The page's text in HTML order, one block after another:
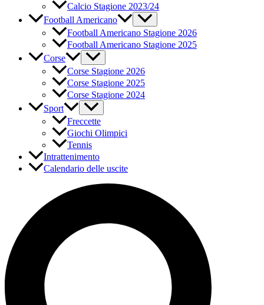
Calcio Stagione 2023/24
Football Americano
Football Americano Stagione 2026
Football Americano Stagione 2025
Corse
Corse Stagione 2026
Corse Stagione 2025
Corse Stagione 2024
Sport
Freccette
Giochi Olimpici
Tennis
Intrattenimento
Calendario delle uscite